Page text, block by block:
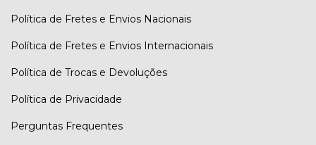
Política de Fretes e Envios Nacionais
Política de Fretes e Envios Internacionais
Política de Trocas e Devoluções
Política de Privacidade
Perguntas Frequentes